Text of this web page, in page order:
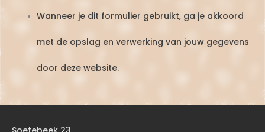
Wanneer je dit formulier gebruikt, ga je akkoord
met de opslag en verwerking van jouw gegevens
door deze website.